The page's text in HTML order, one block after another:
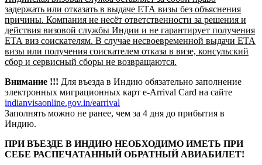
задержать или отказать в выдаче ЕТА визы без объяснения
причины. Компания не несёт ответственности за решения и
действия визовой службы Индии и не гарантирует получения
ЕТА виз соискателям. В случае несвоевременной выдачи ЕТА
визы или получения соискателем отказа в визе, консульский
сбор и сервисный сборы не возвращаются.
Внимание !!! Для въезда в Индию обязательно заполнение
электронных миграционных карт e-Arrival Card на сайте
indianvisaonline.gov.in/earrival
Заполнять можно не ранее, чем за 4 дня до прибытия в
Индию.
ПРИ ВЪЕЗДЕ В ИНДИЮ НЕОБХОДИМО ИМЕТЬ ПРИ
СЕБЕ РАСПЕЧАТАННЫЙ ОБРАТНЫЙ АВИАБИЛЕТ!